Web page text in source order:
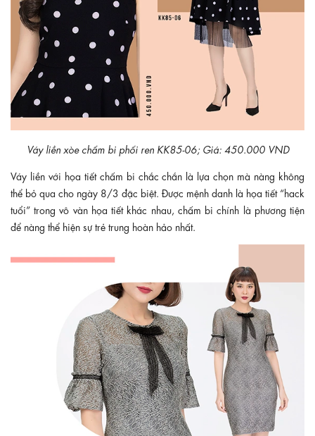
Váy liền xòe chấm bi phối ren KK85-06; Giá: 450.000 VND
Váy liền với họa tiết chấm bi chắc chắn là lựa chọn mà nàng không
thể bỏ qua cho ngày 8/3 đặc biệt. Được mệnh danh là họa tiết “hack
tuổi” trong vô vàn họa tiết khác nhau, chấm bi chính là phương tiện
để nàng thể hiện sự trẻ trung hoàn hảo nhất.